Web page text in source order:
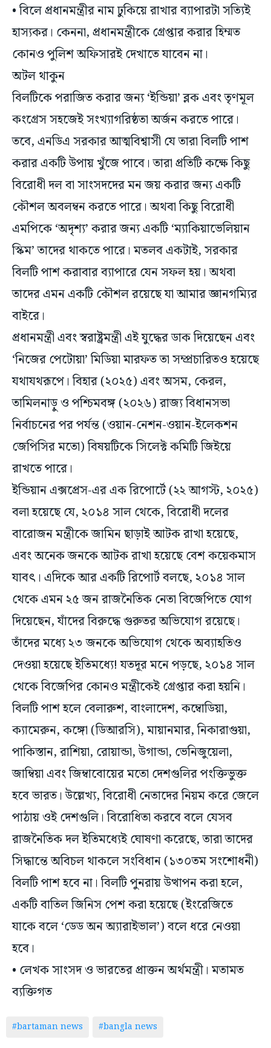
• বিলে প্রধানমন্ত্রীর নাম ঢুকিয়ে রাখার ব্যাপারটা সত্যিই
হাস্যকর। কেননা, প্রধানমন্ত্রীকে গ্রেপ্তার করার হিম্মত
কোনও পুলিশ অফিসারই দেখাতে যাবেন না।
অটল থাকুন
বিলটিকে পরাজিত করার জন্য ‘ইন্ডিয়া’ ব্লক এবং তৃণমূল
কংগ্রেস সহজেই সংখ্যাগরিষ্ঠতা অর্জন করতে পারে।
তবে, এনডিএ সরকার আত্মবিশ্বাসী যে তারা বিলটি পাশ
করার একটি উপায় খুঁজে পাবে। তারা প্রতিটি কক্ষে কিছু
বিরোধী দল বা সাংসদদের মন জয় করার জন্য একটি
কৌশল অবলম্বন করতে পারে। অথবা কিছু বিরোধী
এমপিকে ‘অদৃশ্য’ করার জন্য একটি ‘ম্যাকিয়াভেলিয়ান
স্কিম’ তাদের থাকতে পারে। মতলব একটাই, সরকার
বিলটি পাশ করাবার ব্যাপারে যেন সফল হয়। অথবা
তাদের এমন একটি কৌশল রয়েছে যা আমার জ্ঞানগম্যির
বাইরে।
প্রধানমন্ত্রী এবং স্বরাষ্ট্রমন্ত্রী এই যুদ্ধের ডাক দিয়েছেন এবং
‘নিজের পেটোয়া’ মিডিয়া মারফত তা সম্প্রচারিতও হয়েছে
যথাযথরূপে। বিহার (২০২৫) এবং অসম, কেরল,
তামিলনাড়ু ও পশ্চিমবঙ্গ (২০২৬) রাজ্য বিধানসভা
নির্বাচনের পর পর্যন্ত (ওয়ান-নেশন-ওয়ান-ইলেকশন
জেপিসির মতো) বিষয়টিকে সিলেক্ট কমিটি জিইয়ে
রাখতে পারে।
ইন্ডিয়ান এক্সপ্রেস-এর এক রিপোর্টে (২২ আগস্ট, ২০২৫)
বলা হয়েছে যে, ২০১৪ সাল থেকে, বিরোধী দলের
বারোজন মন্ত্রীকে জামিন ছাড়াই আটক রাখা হয়েছে,
এবং অনেক জনকে আটক রাখা হয়েছে বেশ কয়েকমাস
যাবৎ। এদিকে আর একটি রিপোর্ট বলছে, ২০১৪ সাল
থেকে এমন ২৫ জন রাজনৈতিক নেতা বিজেপিতে যোগ
দিয়েছেন, যাঁদের বিরুদ্ধে গুরুতর অভিযোগ রয়েছে।
তাঁদের মধ্যে ২৩ জনকে অভিযোগ থেকে অব্যাহতিও
দেওয়া হয়েছে ইতিমধ্যে! যতদূর মনে পড়ছে, ২০১৪ সাল
থেকে বিজেপির কোনও মন্ত্রীকেই গ্রেপ্তার করা হয়নি।
বিলটি পাশ হলে বেলারুশ, বাংলাদেশ, কম্বোডিয়া,
ক্যামেরুন, কঙ্গো (ডিআরসি), মায়ানমার, নিকারাগুয়া,
পাকিস্তান, রাশিয়া, রোয়ান্ডা, উগান্ডা, ভেনিজুয়েলা,
জাম্বিয়া এবং জিম্বাবোয়ের মতো দেশগুলির পংক্তিভুক্ত
হবে ভারত। উল্লেখ্য, বিরোধী নেতাদের নিয়ম করে জেলে
পাঠায় ওই দেশগুলি। বিরোধিতা করবে বলে যেসব
রাজনৈতিক দল ইতিমধ্যেই ঘোষণা করেছে, তারা তাদের
সিদ্ধান্তে অবিচল থাকলে সংবিধান (১৩০তম সংশোধনী)
বিলটি পাশ হবে না। বিলটি পুনরায় উত্থাপন করা হলে,
একটি বাতিল জিনিস পেশ করা হয়েছে (ইংরেজিতে
যাকে বলে ‘ডেড অন অ্যারাইভাল’) বলে ধরে নেওয়া
হবে।
• লেখক সাংসদ ও ভারতের প্রাক্তন অর্থমন্ত্রী। মতামত
ব্যক্তিগত
#bartaman news #bangla news